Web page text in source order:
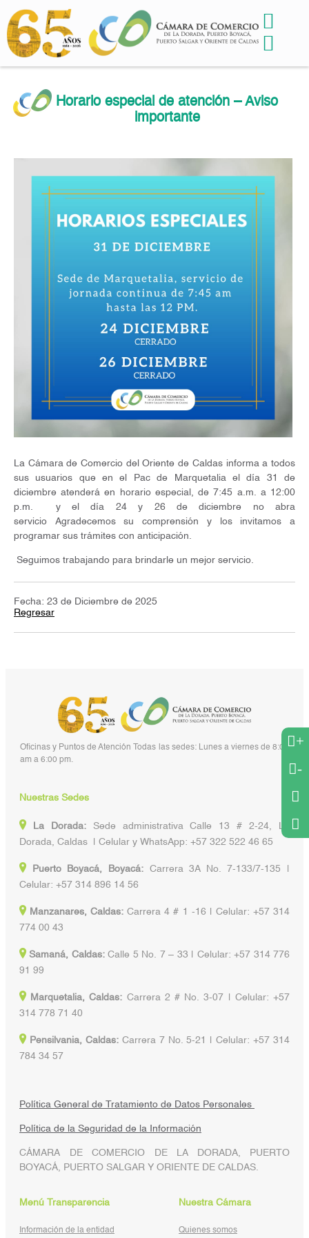
Horario especial de atención – Aviso
importante
La Cámara de Comercio del Oriente de Caldas informa a todos
sus usuarios que en el Pac de Marquetalia el día 31 de
diciembre atenderá en horario especial, de 7:45 a.m. a 12:00
p.m. y el día 24 y 26 de diciembre no abra
servicio Agradecemos su comprensión y los invitamos a
programar sus trámites con anticipación.
Seguimos trabajando para brindarle un mejor servicio.
Fecha: 23 de Diciembre de 2025
Regresar
+
-
Oficinas y Puntos de Atención Todas las sedes: Lunes a viernes de 8:00
am a 6:00 pm.
Nuestras Sedes
La Dorada:Sede administrativa Calle 13 # 2-24, La
Dorada, Caldas | Celular y WhatsApp: +57 322 522 46 65
Puerto Boyacá, Boyacá:Carrera 3A No. 7-133/7-135 |
Celular: +57 314 896 14 56
Manzanares, Caldas: Carrera 4 # 1 -16 | Celular: +57 314
774 00 43
Samaná, Caldas:Calle 5 No. 7 – 33 | Celular: +57 314 776
91 99
Marquetalia, Caldas: Carrera 2 # No. 3-07 | Celular: +57
314 778 71 40
Pensilvania, Caldas:Carrera 7 No. 5-21 | Celular: +57 314
784 34 57
Política General de Tratamiento de Datos Personales
Política de la Seguridad de la Información
CÁMARA DE COMERCIO DE LA DORADA, PUERTO
BOYACÁ, PUERTO SALGAR Y ORIENTE DE CALDAS.
Menú Transparencia
Información de la entidad
Nuestra Cámara
Quienes somos